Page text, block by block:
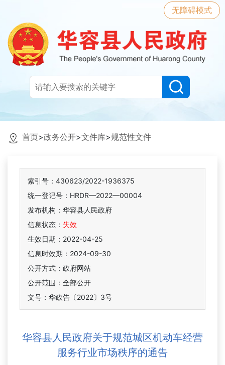
无障碍模式
首页>政务公开>文件库>规范性文件
索引号：430623/2022-1936375
统一登记号：HRDR—2022—00004
发布机构：华容县人民政府
信息状态： 失效
生效日期：2022-04-25
信息时效期： 2024-09-30
公开方式：政府网站
公开范围：全部公开
文号：华政告〔2022〕3号
华容县人民政府关于规范城区机动车经营
服务行业市场秩序的通告